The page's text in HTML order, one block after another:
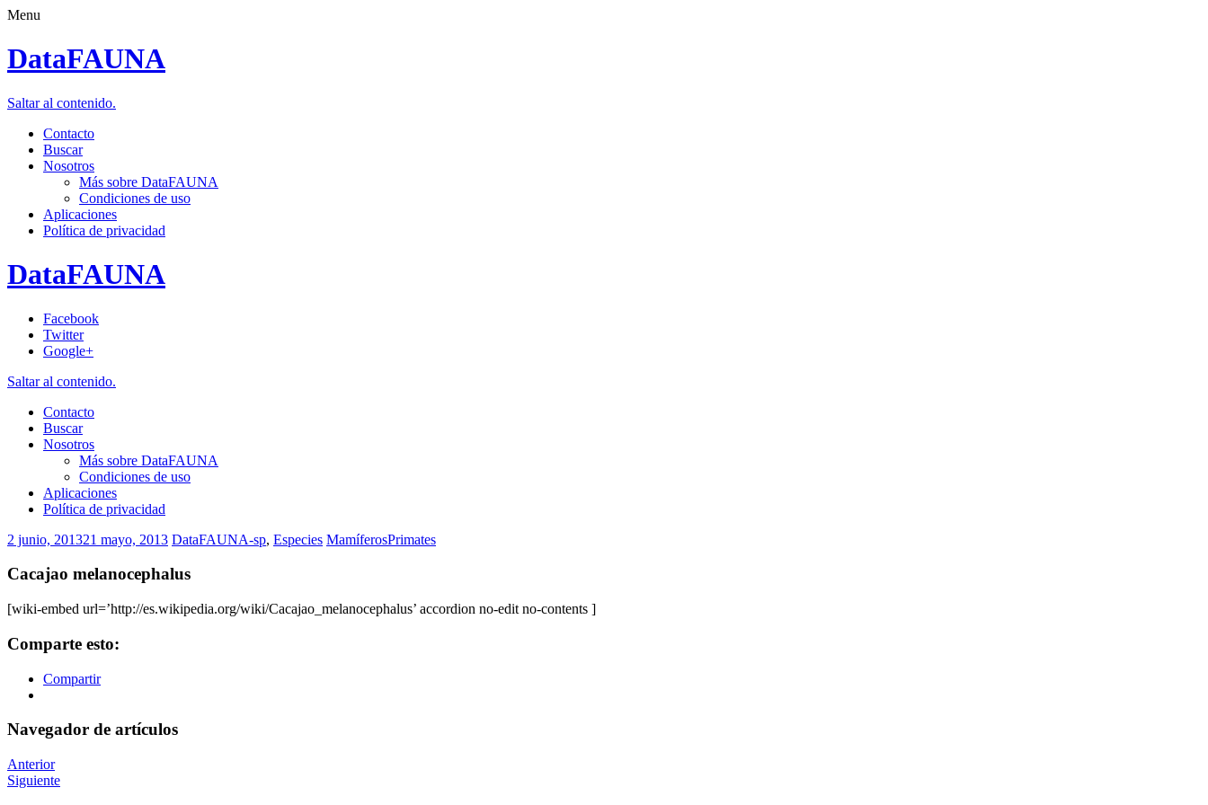
Menu
DataFAUNA
Saltar al contenido.
Contacto
Buscar
Nosotros
Más sobre DataFAUNA
Condiciones de uso
Aplicaciones
Política de privacidad
DataFAUNA
Facebook
Twitter
Google+
Saltar al contenido.
Contacto
Buscar
Nosotros
Más sobre DataFAUNA
Condiciones de uso
Aplicaciones
Política de privacidad
2 junio, 201321 mayo, 2013 DataFAUNA-sp, Especies MamíferosPrimates
Cacajao melanocephalus
[wiki-embed url=’http://es.wikipedia.org/wiki/Cacajao_melanocephalus’ accordion no-edit no-contents ]
Comparte esto:
Compartir
Navegador de artículos
Anterior
Siguiente